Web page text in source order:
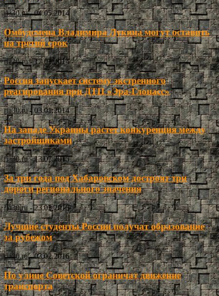
ria30.ru - 04.05.2014
Омбудсмена Владимира Лукина могут оставить
на третий срок
ria30.ru - 17.01.2014
Россия запускает систему экстренного
реагирования при ДТП «Эра-Глонасс»
ria30.ru - 03.01.2014
На западе Украины растет конкуренция между
застройщиками
ria30.ru - 13.07.2015
За три года под Хабаровском достроят три
дороги регионального значения
ria30.ru - 23.03.2015
Лучшие студенты России получат образование
за рубежом
ria30.ru - 03.02.2016
По улице Советской ограничат движение
транспорта